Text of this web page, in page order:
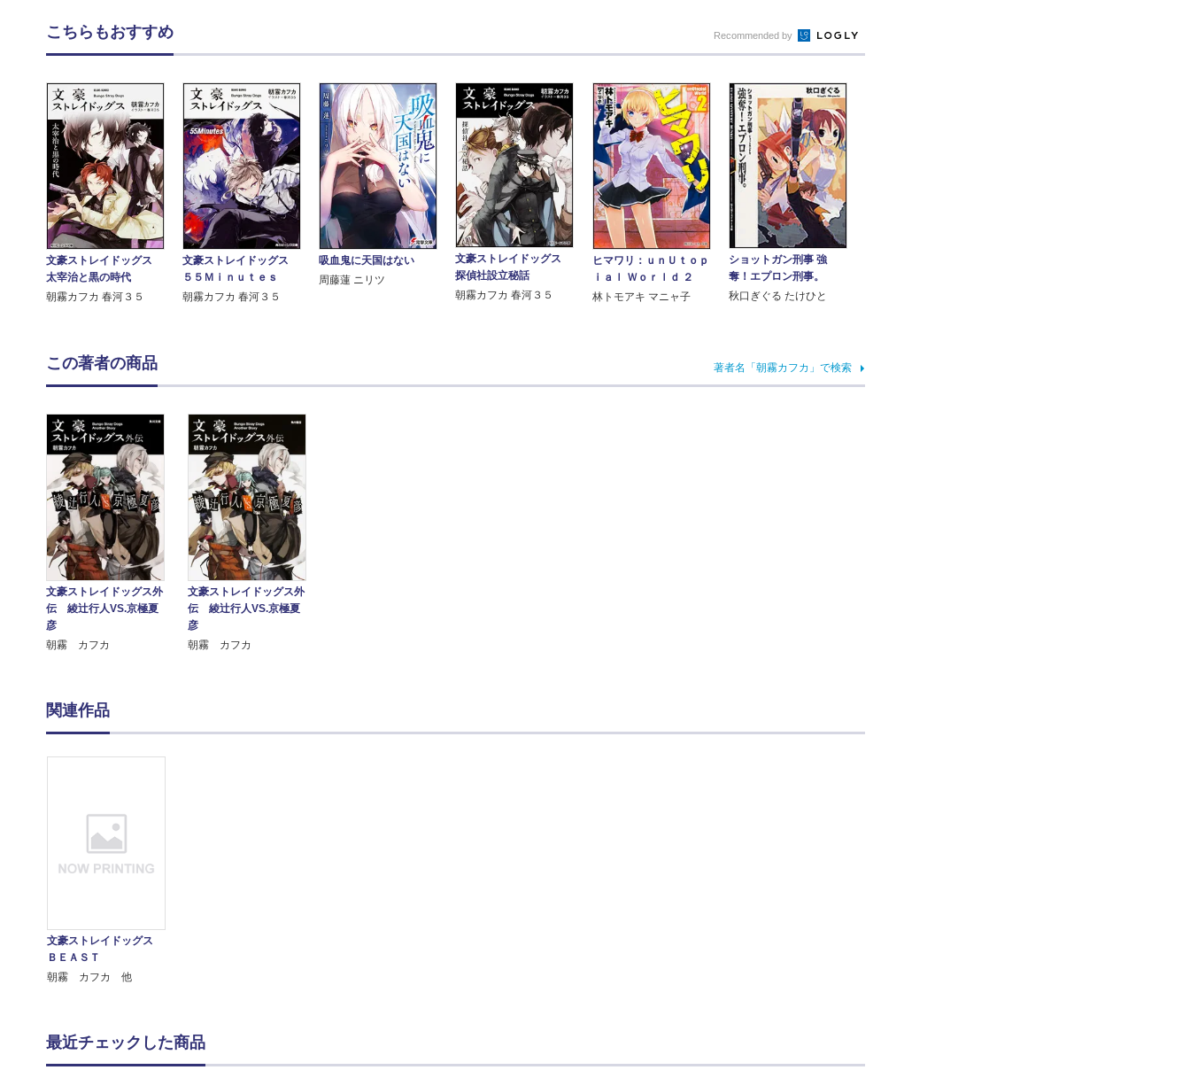
こちらもおすすめ Recommended by
文豪ストレイドッグス
太宰治と黒の時代
朝霧カフカ 春河３５
文豪ストレイドッグス
５５Ｍｉｎｕｔｅｓ
朝霧カフカ 春河３５
吸血鬼に天国はない
周藤蓮 ニリツ
文豪ストレイドッグス
探偵社設立秘話
朝霧カフカ 春河３５
ヒマワリ：ｕｎＵｔｏｐ
ｉａｌ Ｗｏｒｌｄ ２
林トモアキ マニャ子
ショットガン刑事 強
奪！エプロン刑事。
秋口ぎぐる たけひと
この著者の商品 著者名「朝霧カフカ」で検索
文豪ストレイドッグス外
伝 綾辻行人VS.京極夏
彦
朝霧 カフカ
文豪ストレイドッグス外
伝 綾辻行人VS.京極夏
彦
朝霧 カフカ
関連作品
文豪ストレイドッグス
ＢＥＡＳＴ
朝霧 カフカ 他
最近チェックした商品